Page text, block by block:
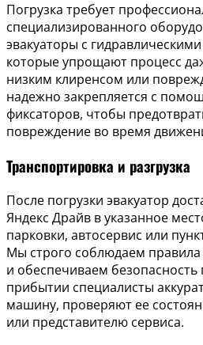
Погрузка требует
специализированного
эвакуаторы с
которые упрощают процесс
низким клиренсом или
надежно закрепляется с
фиксаторов, чтобы
повреждение во время
Транспортировка и разгрузка
После погрузки эвакуатор
Яндекс Драйв в указанное
парковки, автосервис или
Мы строго соблюдаем
и обеспечиваем безопасность
прибытии специалисты
машину, проверяют ее
или представителю сервиса.